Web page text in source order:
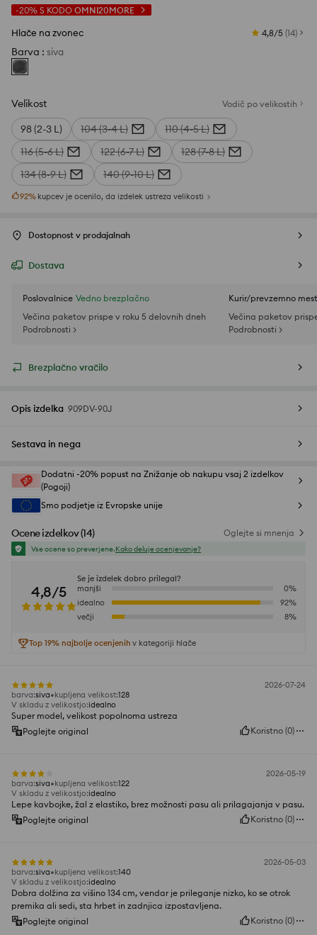
-20% S KODO OMNI20MORE
Hlače na zvonec 4,8/5 (14)
Barva : siva
Velikost Vodič po velikostih
98 (2-3 L) 104 (3-4 L)
110 (4-5 L)
116 (5-6 L)
122 (6-7 L)
128 (7-8 L)
134 (8-9 L)
140 (9-10 L)
92% kupcev je ocenilo, da izdelek ustreza velikosti
Dostopnost v prodajalnah
Dostava
Poslovalnice Vedno brezplačno
Večina paketov prispe v roku 5 delovnih dneh
Podrobnosti >
Kurir/prevzemno
Večina paketov
Podrobnosti >
Brezplačno vračilo
Opis izdelka 909DV-90J
Sestava in nega
Dodatni -20% popust na Znižanje ob nakupu vsaj 2 izdelkov
(Pogoji)
Smo podjetje iz Evropske unije
Ocene izdelkov(14) Oglejte si mnenja
Vse ocene so preverjene.Kako deluje ocenjevanje?
4,8/5
Se je izdelek dobro prilegal?
manjši
0%
idealno
92%
večji
8%
Top 19% najbolje ocenjenih v kategoriji hlače
2026-07-24
barva:siva kupljena velikost:128
V skladu z velikostjo:idealno
Super model, velikost popolnoma ustreza
Poglejte original
Koristno (0)
2026-05-19
barva:siva kupljena velikost:122
V skladu z velikostjo:idealno
Lepe kavbojke, žal z elastiko, brez možnosti pasu ali prilagajanja v pasu.
Poglejte original
Koristno (0)
2026-05-03
barva:siva kupljena velikost:140
V skladu z velikostjo:idealno
Dobra dolžina za višino 134 cm, vendar je prileganje nizko, ko se otrok
premika ali sedi, sta hrbet in zadnjica izpostavljena.
Poglejte original
Koristno (0)